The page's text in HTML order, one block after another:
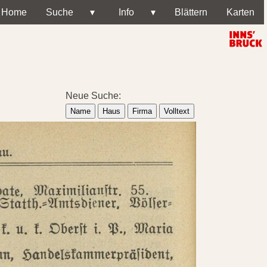
Home Suche ▾ Info ▾ Blättern Karten
Neue Suche:
Name Haus Firma Volltext